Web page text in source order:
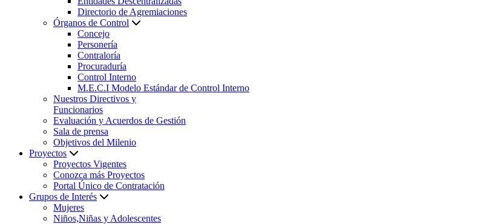
Directorio de Agremiaciones
Órganos de Control
Concejo
Personería
Contraloría
Procuraduría
Control Interno
M.E.C.I Modelo Estándar de Control Interno
Nuestros Directivos y
Funcionarios
Evaluación y Acuerdos de Gestión
Sala de prensa
Objetivos del Milenio
Proyectos
Proyectos Vigentes
Conozca más Proyectos
Portal Único de Contratación
Grupos de Interés
Mujeres
Niños,Niñas y Adolescentes